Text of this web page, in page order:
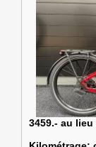
3459.- au lieu